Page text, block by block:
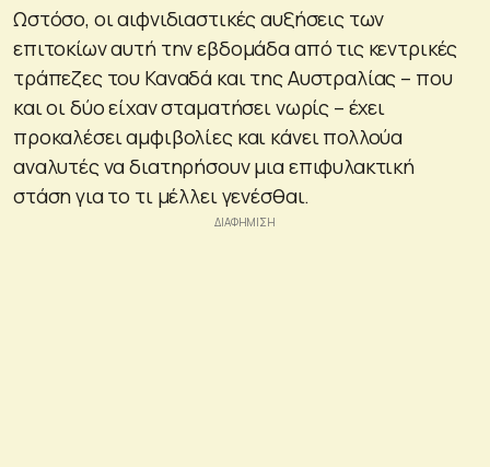
Ωστόσο, οι αιφνιδιαστικές αυξήσεις των
επιτοκίων αυτή την εβδομάδα από τις κεντρικές
τράπεζες του Καναδά και της Αυστραλίας – που
και οι δύο είχαν σταματήσει νωρίς – έχει
προκαλέσει αμφιβολίες και κάνει πολλούα
αναλυτές να διατηρήσουν μια επιφυλακτική
στάση για το τι μέλλει γενέσθαι.